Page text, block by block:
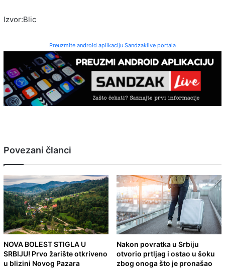
Izvor:Blic
Preuzmite android aplikaciju Sandzaklive portala
Povezani članci
NOVA BOLEST STIGLA U
SRBIJU! Prvo žarište otkriveno
u blizini Novog Pazara
Nakon povratka u Srbiju
otvorio prtljag i ostao u šoku
zbog onoga što je pronašao